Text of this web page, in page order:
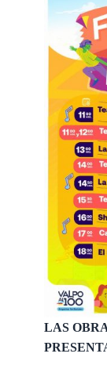
LAS